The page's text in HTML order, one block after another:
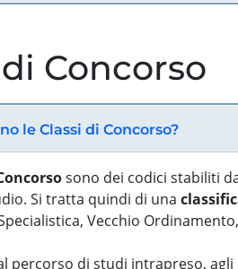
Concorso
le Classi di Concorso?
sono dei codici stabiliti
Si tratta quindi di una
Vecchio
percorso di studi intrapreso,